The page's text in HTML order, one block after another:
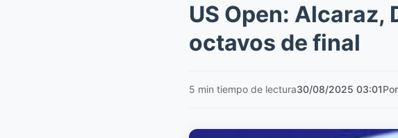
US Open: Alcaraz,
octavos de final
5 min tiempo de lectura30/08/2025 03:01